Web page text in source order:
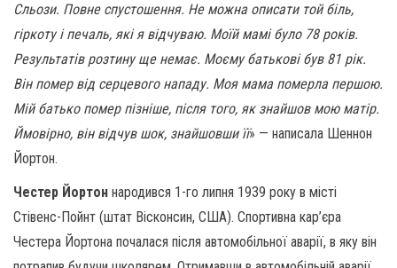
Сльози. Повне спустошення. Не можна описати той біль,
гіркоту і печаль, які я відчуваю. Моїй мамі було 78 років.
Результатів розтину ще немає. Моєму батькові був 81 рік.
Він помер від серцевого нападу. Моя мама померла першою.
Мій батько помер пізніше, після того, як знайшов мою матір.
Ймовірно, він відчув шок, знайшовши її» — написала Шеннон
Йортон.
Честер Йортон народився 1-го липня 1939 року в місті
Стівенс-Пойнт (штат Вісконсин, США). Спортивна кар’єра
Честера Йортона почалася після автомобільної аварії, в яку він